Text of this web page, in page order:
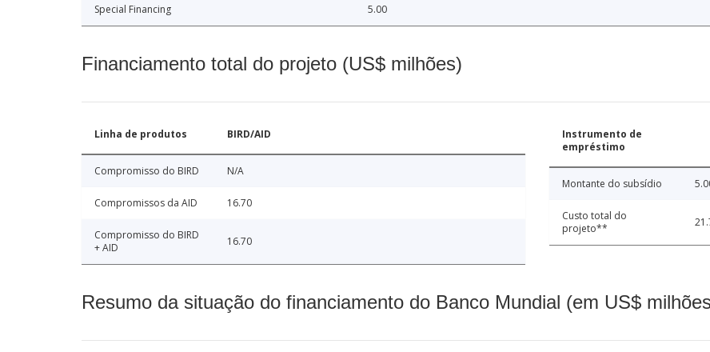
Special Financing 5.00
Financiamento total do projeto (US$ milhões)
Linha de produtos BIRD/AID
Compromisso do BIRD N/A
Compromissos da AID 16.70
Compromisso do BIRD
+ AID
16.70
Instrumento de
empréstimo
Montante do subsídio
Custo total do
projeto**
Resumo da situação do financiamento do Banco Mundial (em US$